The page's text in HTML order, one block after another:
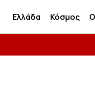
Ελλάδα Κόσμος